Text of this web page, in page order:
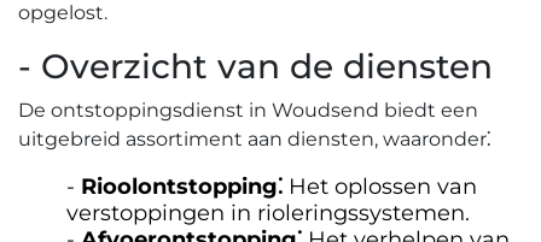
opgelost.​
- Overzicht van de diensten
De ontstoppingsdienst in Woudsend biedt een
uitgebreid assortiment aan diensten, waaronder⁚
Rioolontstopping⁚ Het oplossen van
verstoppingen in rioleringssystemen.​